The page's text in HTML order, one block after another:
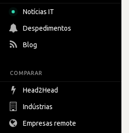
Notícias IT
Despedimentos
Blog
COMPARAR
Head2Head
Indústrias
Empresas remote